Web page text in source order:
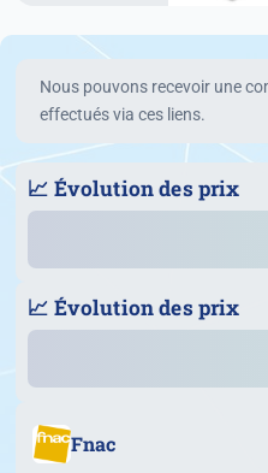
Nous pouvons recevoir une
effectués via ces liens.
📈 Évolution des prix
📈 Évolution des prix
Fnac